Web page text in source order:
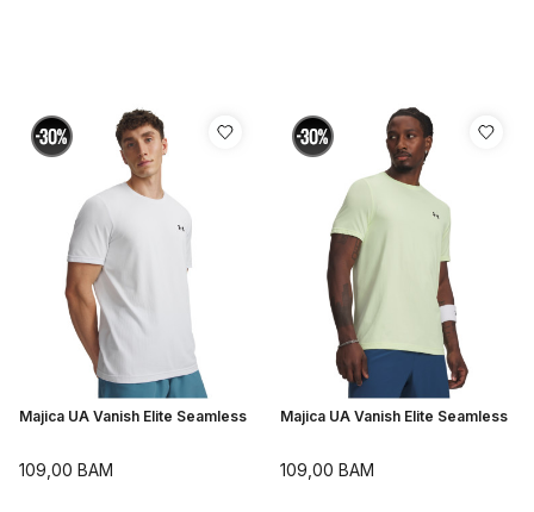
Majica UA Vanish Elite Seamless
109,00 BAM
Majica UA Vanish Elite Seamless
109,00 BAM